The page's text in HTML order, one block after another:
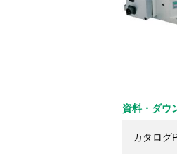
資料・ダウ
カタログ